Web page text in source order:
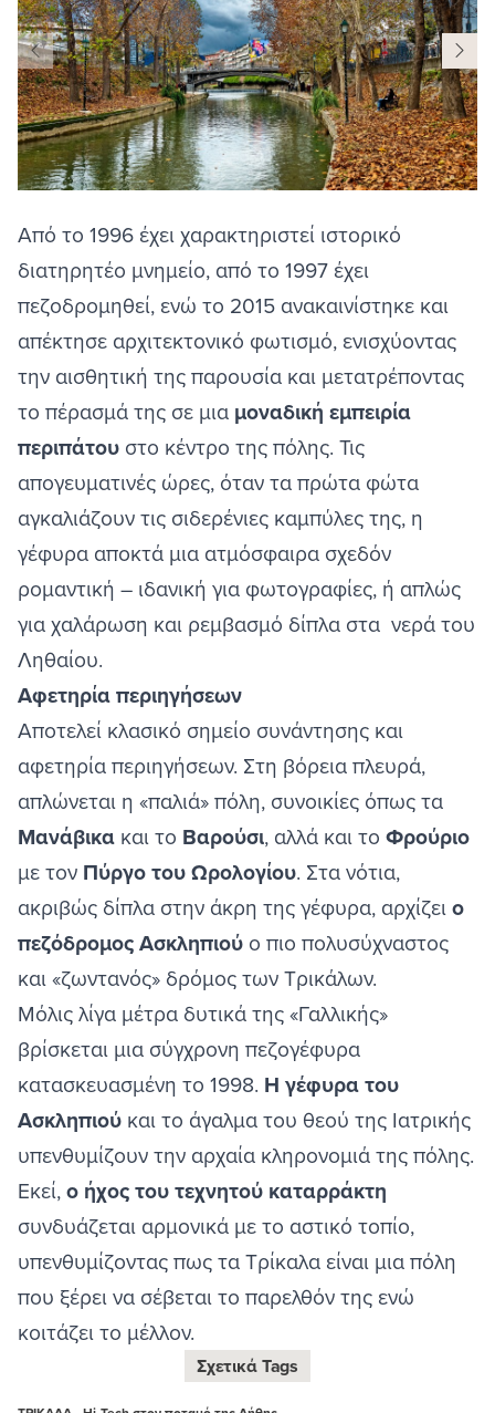
Από το 1996 έχει χαρακτηριστεί ιστορικό
διατηρητέο μνημείο, από το 1997 έχει
πεζοδρομηθεί, ενώ το 2015 ανακαινίστηκε και
απέκτησε αρχιτεκτονικό φωτισμό, ενισχύοντας
την αισθητική της παρουσία και μετατρέποντας
το πέρασμά της σε μια μοναδική εμπειρία
περιπάτου στο κέντρο της πόλης. Τις
απογευματινές ώρες, όταν τα πρώτα φώτα
αγκαλιάζουν τις σιδερένιες καμπύλες της, η
γέφυρα αποκτά μια ατμόσφαιρα σχεδόν
ρομαντική – ιδανική για φωτογραφίες, ή απλώς
για χαλάρωση και ρεμβασμό δίπλα στα νερά του
Ληθαίου.
Αφετηρία περιηγήσεων
Αποτελεί κλασικό σημείο συνάντησης και
αφετηρία περιηγήσεων. Στη βόρεια πλευρά,
απλώνεται η «παλιά» πόλη, συνοικίες όπως τα
Μανάβικα και το Βαρούσι, αλλά και το Φρούριο
με τον Πύργο του Ωρολογίου. Στα νότια,
ακριβώς δίπλα στην άκρη της γέφυρα, αρχίζειο
πεζόδρομος Ασκληπιού ο πιο πολυσύχναστος
και «ζωντανός» δρόμος των Τρικάλων.
Μόλις λίγα μέτρα δυτικά της «Γαλλικής»
βρίσκεται μια σύγχρονη πεζογέφυρα
κατασκευασμένη το 1998. Η γέφυρα του
Ασκληπιού και το άγαλμα του θεού της Ιατρικής
υπενθυμίζουν την αρχαία κληρονομιά της πόλης.
Εκεί,ο ήχος του τεχνητού καταρράκτη
συνδυάζεται αρμονικά με το αστικό τοπίο,
υπενθυμίζοντας πως τα Τρίκαλα είναι μια πόλη
που ξέρει να σέβεται το παρελθόν της ενώ
κοιτάζει το μέλλον.
Σχετικά Tags